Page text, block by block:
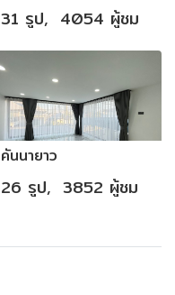
31 รูป, 4054 ผู้ชม
คันนายาว
26 รูป, 3852 ผู้ชม